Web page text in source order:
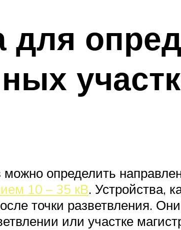
для
определить
10 – 35 кВ. Устройства,
точки разветвления.
или участке